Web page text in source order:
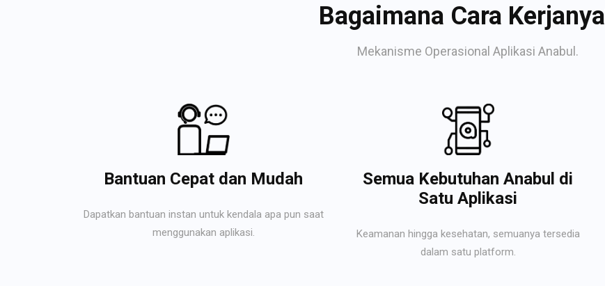
Bagaimana Cara
Mekanisme Operasional Aplikasi Anabul.
Bantuan Cepat dan Mudah
Dapatkan bantuan instan untuk kendala apa pun saat
menggunakan aplikasi.
Semua Kebutuhan Anabul di
Satu Aplikasi
Keamanan hingga kesehatan, semuanya tersedia
dalam satu platform.